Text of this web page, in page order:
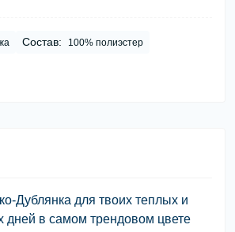
Состав: 100% полиэстер
для твоих теплых и
дней в самом трендовом цвете